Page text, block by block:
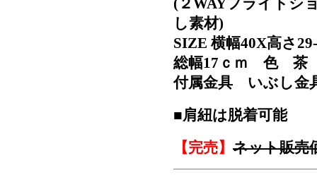
(２WAYフライトシ
し素材)
SIZE 横幅40X高さ
総幅17ｃｍ 色 茶
付属金具 いぶし金
■肩紐は脱着可能
【完売】 ネット販売